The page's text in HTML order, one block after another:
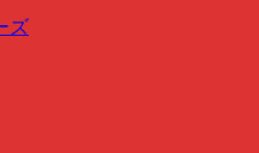
ズ